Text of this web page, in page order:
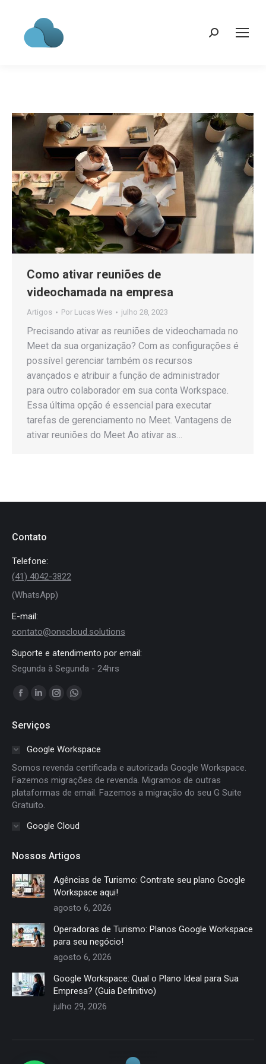
Search:
Como ativar reuniões de
videochamada na empresa
Artigos Por Lucas Wes julho 28, 2023
Precisando ativar as reuniões de videochamada no
Meet da sua organização? Com as configurações é
possível gerenciar também os recursos
avançados e atribuir a função de administrador
para outro colaborador em sua conta Workspace.
Essa última opção é essencial para executar
tarefas de gerenciamento no Meet. Vantagens de
ativar reuniões do Meet Ao ativar as…
Contato
Telefone:
(41) 4042-3822
(WhatsApp)
E-mail:
contato@onecloud.solutions
Suporte e atendimento por email:
Segunda à Segunda - 24hrs
Encontre-nos em:
Facebook
opens
window
Linkedin
opens
in
window
Instagram
in
new
window
Whatsapp
in
window
Serviços
Google Workspace
Somos revenda certificada e autorizada Google Workspace.
Fazemos migrações de revenda. Migramos de outras
plataformas de email. Fazemos a migração do seu G Suite
Gratuito.
Google Cloud
Nossos Artigos
Agências de Turismo: Contrate seu plano Google
Workspace aqui!
agosto 6, 2026
Operadoras de Turismo: Planos Google Workspace
para seu negócio!
agosto 6, 2026
Google Workspace: Qual o Plano Ideal para Sua
Empresa? (Guia Definitivo)
julho 29, 2026